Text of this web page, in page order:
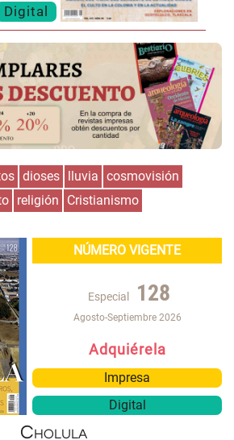
Digital
dioses lluvia cosmovisión
religión Cristianismo
NÚMERO VIGENTE
Especial 128
Agosto-Septiembre 2026
Adquiérela
Impresa
Digital
Cholula